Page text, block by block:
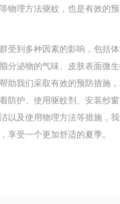
物理方法驱蚊，也是有效的预
受到多种因素的影响，包括
分泌物的气味、皮肤表面微
助我们采取有效的预防措施
防护、使用驱蚊剂、安装纱
以及使用物理方法等措施，
享受一个更加舒适的夏季。